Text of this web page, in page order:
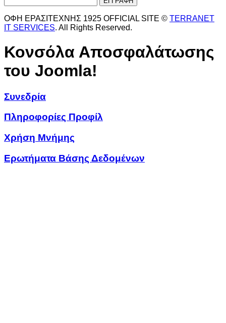
ΟΦΗ ΕΡΑΣΙΤΕΧΝΗΣ 1925 OFFICIAL SITE © TERRANET
IT SERVICES. All Rights Reserved.
Κονσόλα Αποσφαλάτωσης
του Joomla!
Συνεδρία
Πληροφορίες Προφίλ
Χρήση Μνήμης
Ερωτήματα Βάσης Δεδομένων